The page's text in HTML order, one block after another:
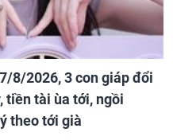
8/2026, 3 con giáp đổi
tiền tài ùa tới, ngồi
theo tới già